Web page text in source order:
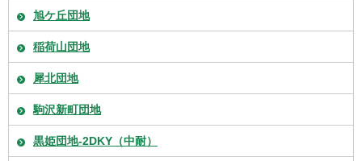
旭ケ丘団地
稲荷山団地
犀北団地
駒沢新町団地
黒姫団地-2DKY（中耐）